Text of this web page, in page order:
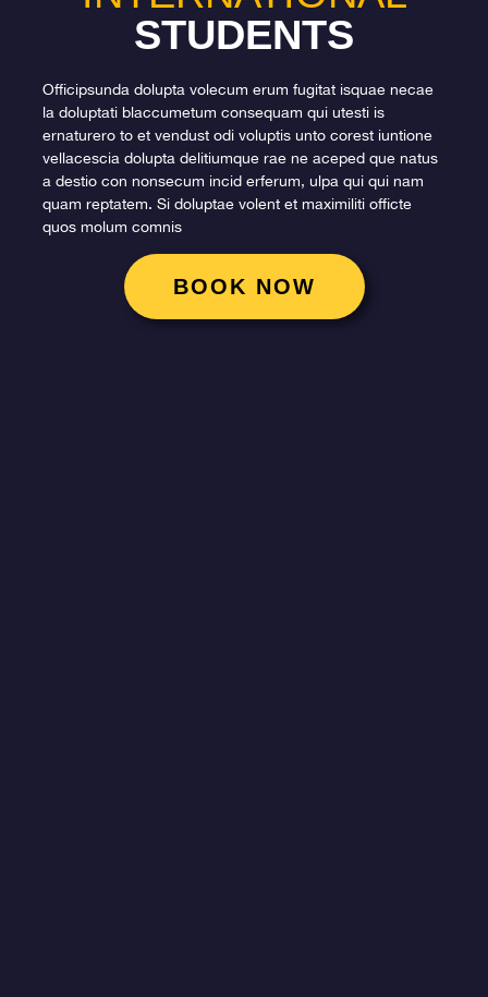
STUDENTS
Officipsunda dolupta volecum erum fugitat isquae necae
la doluptati blaccumetum consequam qui utesti is
ernaturero to et vendust odi voluptis unto corest iuntione
vellacescia dolupta delitiumque rae ne aceped que natus
a destio con nonsecum incid erferum, ulpa qui qui nam
quam reptatem. Si doluptae volent et maximiliti officte
quos molum comnis
BOOK NOW